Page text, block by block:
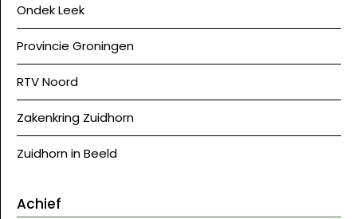
Ondek Leek
Provincie Groningen
RTV Noord
Zakenkring Zuidhorn
Zuidhorn in Beeld
Achief